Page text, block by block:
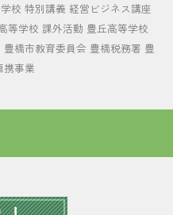
校 特別講義 経営ビジネス講座
等学校 課外活動 豊丘高等学校
豊橋市教育委員会 豊橋税務署 豊
携事業